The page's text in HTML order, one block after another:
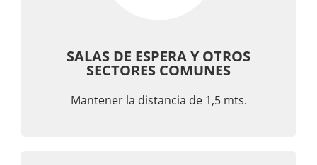
SALAS DE ESPERA Y OTROS
SECTORES COMUNES
Mantener la distancia de 1,5 mts.